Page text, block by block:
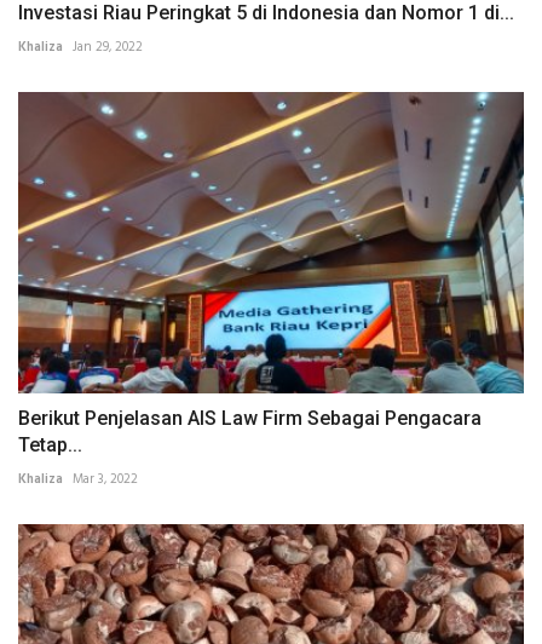
Investasi Riau Peringkat 5 di Indonesia dan Nomor 1 di...
Khaliza Jan 29, 2022
Berikut Penjelasan AIS Law Firm Sebagai Pengacara
Tetap...
Khaliza Mar 3, 2022